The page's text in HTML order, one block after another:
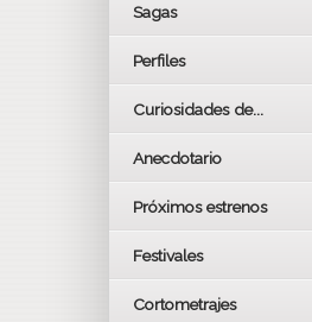
Sagas
Perfiles
Curiosidades de...
Anecdotario
Próximos estrenos
Festivales
LOS OSCARS
Cortometrajes